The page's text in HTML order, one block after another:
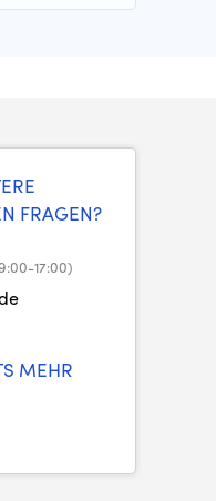
FRAGEN?
17:00)
MEHR